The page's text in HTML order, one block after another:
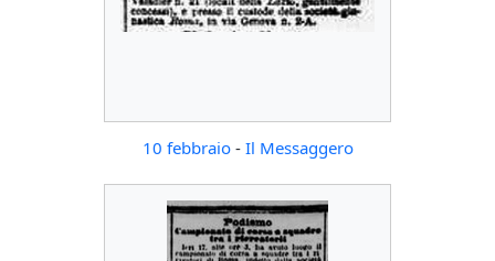
10 febbraio- Il Messaggero